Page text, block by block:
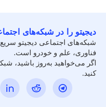
دیجیتو را در شبکه‌های
شبکه‌های اجتماعی دیجیتو
فناوری، علم و خودرو است.
اگر می‌خواهید به‌روز باشید،
کنید.